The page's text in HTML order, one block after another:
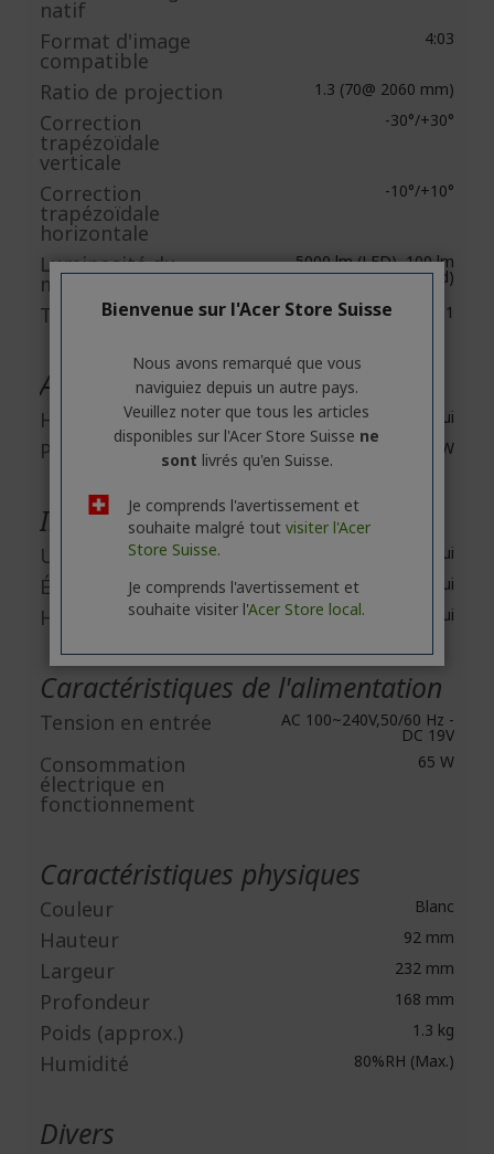
natif
Format d'image
compatible
4:03
Ratio de projection 1.3 (70@ 2060 mm)
Correction
trapézoïdale
verticale
-30°/+30°
Correction
trapézoïdale
horizontale
-10°/+10°
Luminosité du
mode standard
5000 lm (LED), 100 lm
(Standard)
Taux de contraste 1,000 : 1
Audio
Haut-parleurs Oui
Puissance de sortie 1 x 5 W
Interfaces/Ports
USB Oui
Écouteurs Oui
HDMI Oui
Caractéristiques de l'alimentation
Tension en entrée AC 100~240V,50/60 Hz -
DC 19V
Consommation
électrique en
fonctionnement
65 W
Caractéristiques physiques
Couleur Blanc
Hauteur 92 mm
Largeur 232 mm
Profondeur 168 mm
Poids (approx.) 1.3 kg
Humidité 80%RH (Max.)
Divers
Bienvenue sur l'Acer Store Suisse
Nous avons remarqué que vous
naviguiez depuis un autre pays.
Veuillez noter que tous les articles
disponibles sur l'Acer Store Suisse ne
sont livrés qu'en Suisse.
Je comprends l'avertissement et
souhaite malgré tout visiter l'Acer
Store Suisse.
Je comprends l'avertissement et
souhaite visiter l'Acer Store local.